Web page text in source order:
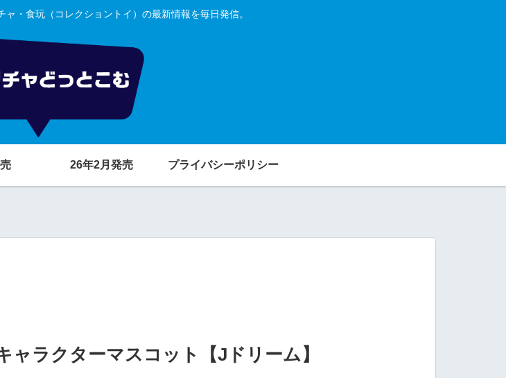
・食玩（コレクショントイ）の最新情報を毎日発信。
26年2月発売 プライバシーポリシー
ャラクターマスコット【Jドリーム】